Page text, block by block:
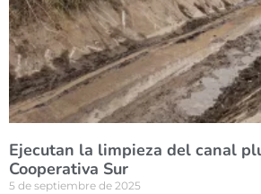
Ejecutan la limpieza del canal
Cooperativa Sur
5 de septiembre de 2025